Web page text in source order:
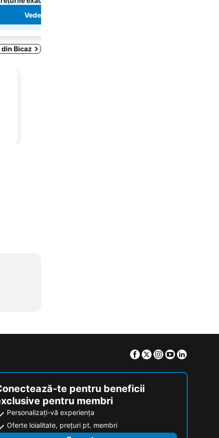
Vedeți prețurile
Bicaz
Facebook
TwitterInstagram
Youtube
te pentru beneficii
pentru membri
Personalizați-vă experiența
Oferte loialitate, prețuri pt. membri